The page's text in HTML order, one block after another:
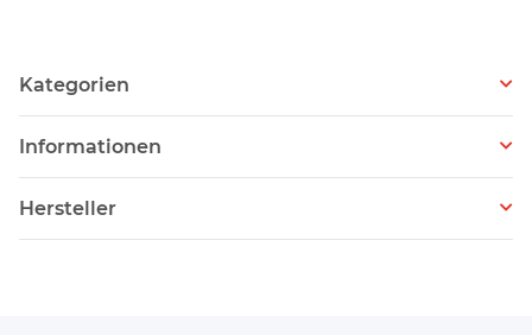
Kategorien
Informationen
Hersteller